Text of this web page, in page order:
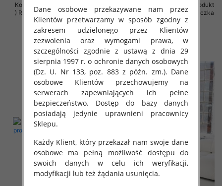
Komplet damskie (Polska produkt
) Roz Standard, Mix Kolor Paczka
5 szt
42.00 zł
szczegóły
Komplet damskie (Polska produkt
) Roz Standard, Mix Kolor Paczka
5 szt
65.00 zł
szczegóły
Dane osobowe przekazywane nam przez
Klientów przetwarzamy w sposób zgodny z
zakresem udzielonego przez Klientów
zezwolenia oraz wymogami prawa, w
szczególności zgodnie z ustawą z dnia 29
sierpnia 1997 r. o ochronie danych osobowych
(Dz. U. Nr 133, poz. 883 z późn. zm.). Dane
osobowe Klientów przechowujemy na
serwerach zapewniających ich pełne
bezpieczeństwo. Dostęp do bazy danych
posiadają jedynie uprawnieni pracownicy
Sklepu.
Każdy Klient, który przekazał nam swoje dane
osobowe ma pełną możliwość dostępu do
swoich danych w celu ich weryfikacji,
modyfikacji lub też żądania usunięcia.